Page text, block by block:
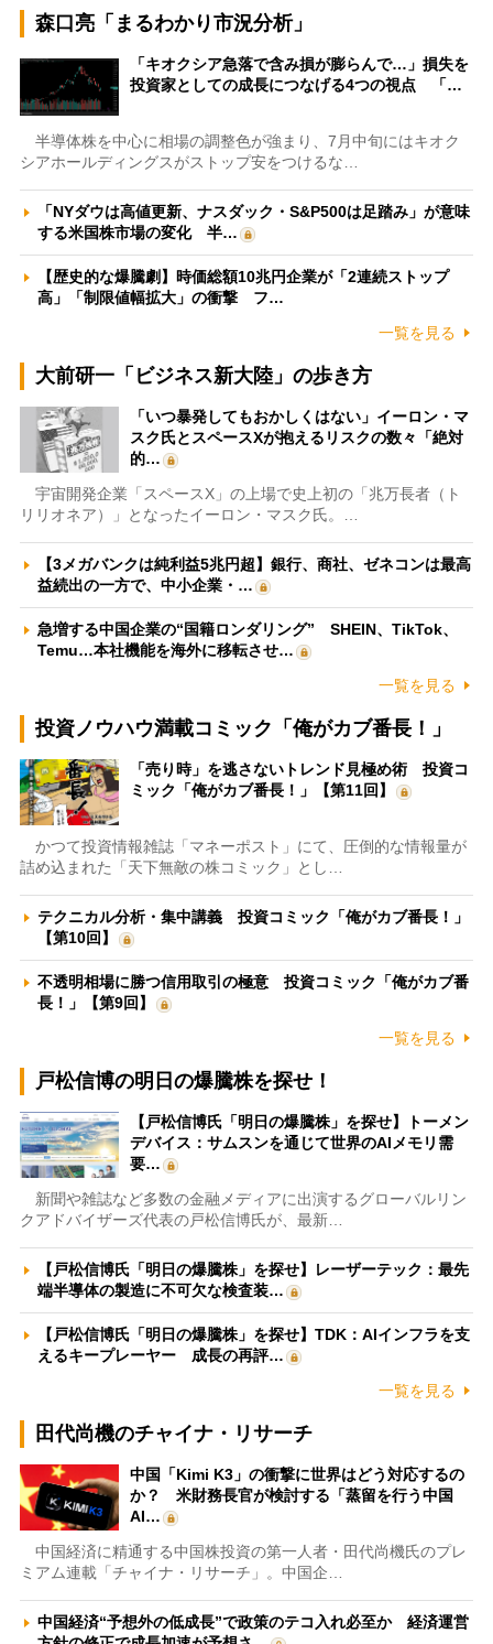
森口亮「まるわかり市況分析」
「キオクシア急落で含み損が膨らんで…」損失を
投資家としての成長につなげる4つの視点 「…
半導体株を中心に相場の調整色が強まり、7月中旬にはキオク
シアホールディングスがストップ安をつけるな…
「NYダウは高値更新、ナスダック・S&P500は足踏み」が意味
する米国株市場の変化 半…
【歴史的な爆騰劇】時価総額10兆円企業が「2連続ストップ
高」「制限値幅拡大」の衝撃 フ…
一覧を見る
大前研一「ビジネス新大陸」の歩き方
「いつ暴発してもおかしくはない」イーロン・マ
スク氏とスペースXが抱えるリスクの数々「絶対
的…
宇宙開発企業「スペースX」の上場で史上初の「兆万長者（ト
リリオネア）」となったイーロン・マスク氏。…
【3メガバンクは純利益5兆円超】銀行、商社、ゼネコンは最高
益続出の一方で、中小企業・…
急増する中国企業の“国籍ロンダリング” SHEIN、TikTok、
Temu…本社機能を海外に移転させ…
一覧を見る
投資ノウハウ満載コミック「俺がカブ番長！」
「売り時」を逃さないトレンド見極め術 投資コ
ミック「俺がカブ番長！」【第11回】
かつて投資情報雑誌「マネーポスト」にて、圧倒的な情報量が
詰め込まれた「天下無敵の株コミック」とし…
テクニカル分析・集中講義 投資コミック「俺がカブ番長！」
【第10回】
不透明相場に勝つ信用取引の極意 投資コミック「俺がカブ番
長！」【第9回】
一覧を見る
戸松信博の明日の爆騰株を探せ！
【戸松信博氏「明日の爆騰株」を探せ】トーメン
デバイス：サムスンを通じて世界のAIメモリ需
要…
新聞や雑誌など多数の金融メディアに出演するグローバルリン
クアドバイザーズ代表の戸松信博氏が、最新…
【戸松信博氏「明日の爆騰株」を探せ】レーザーテック：最先
端半導体の製造に不可欠な検査装…
【戸松信博氏「明日の爆騰株」を探せ】TDK：AIインフラを支
えるキープレーヤー 成長の再評…
一覧を見る
田代尚機のチャイナ・リサーチ
中国「Kimi K3」の衝撃に世界はどう対応するの
か？ 米財務長官が検討する「蒸留を行う中国
AI…
中国経済に精通する中国株投資の第一人者・田代尚機氏のプレ
ミアム連載「チャイナ・リサーチ」。中国企…
中国経済“予想外の低成長”で政策のテコ入れ必至か 経済運営